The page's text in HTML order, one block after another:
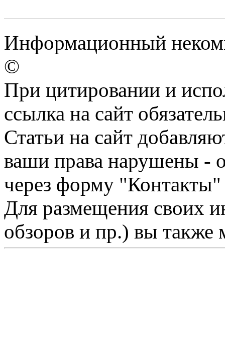
Информационный
©
При цитировании и
ссылка на сайт
Статьи на сайт
ваши права нарушены -
через форму "Контакты"
Для размещения своих
обзоров и пр.) вы также